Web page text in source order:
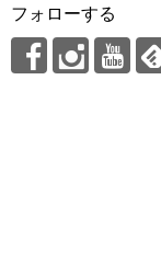
フォローする